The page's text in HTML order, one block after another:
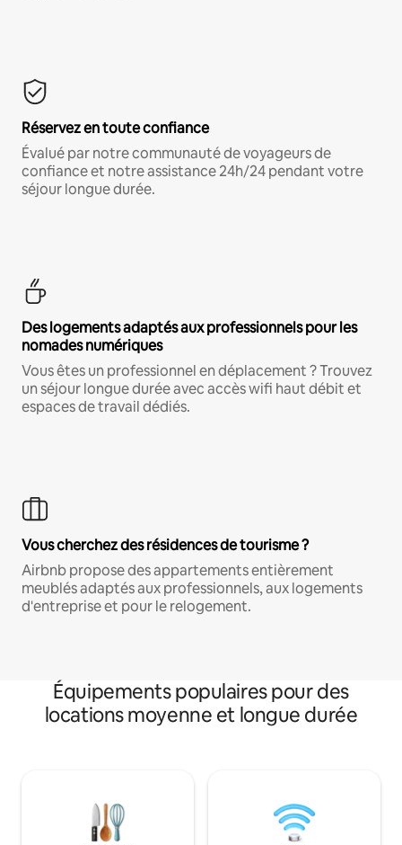
Réservez en toute confiance
Évalué par notre communauté de voyageurs de
confiance et notre assistance 24h/24 pendant votre
séjour longue durée.
Des logements adaptés aux professionnels pour les
nomades numériques
Vous êtes un professionnel en déplacement ? Trouvez
un séjour longue durée avec accès wifi haut débit et
espaces de travail dédiés.
Vous cherchez des résidences de tourisme ?
Airbnb propose des appartements entièrement
meublés adaptés aux professionnels, aux logements
d'entreprise et pour le relogement.
Équipements populaires pour des
locations moyenne et longue durée